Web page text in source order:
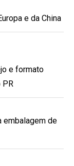
e da China
e formato
PR
embalagem de